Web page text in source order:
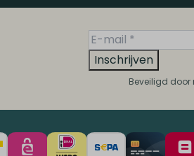
Inschrijven
Beveiligd door